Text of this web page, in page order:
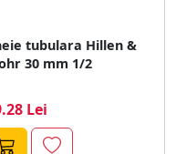
tubulara Hillen &
30 mm 1/2
Lei